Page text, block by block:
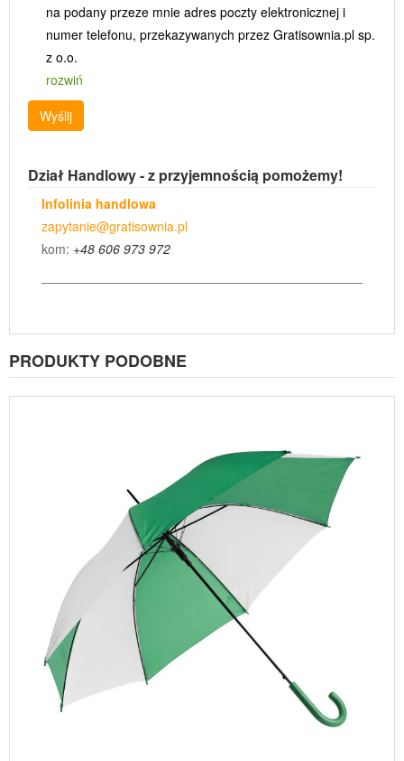
na podany przeze mnie adres poczty elektronicznej i
numer telefonu, przekazywanych przez Gratisownia.pl sp.
z o.o.
rozwiń
Wyślij
Dział Handlowy - z przyjemnością pomożemy!
Infolinia handlowa
zapytanie@gratisownia.pl
kom: +48 606 973 972
PRODUKTY PODOBNE